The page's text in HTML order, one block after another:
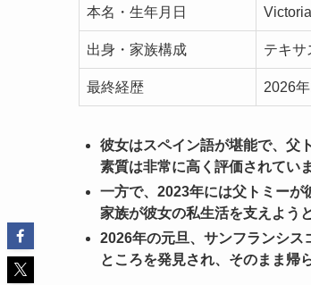
本名・生年月日
出身・家族構成 テキサ
最終経歴 2026
彼女はスペイン語が堪能で、父
素質は非常に高く評価されてい
一方で、2023年には父トミーが
家族が彼女の私生活を支えよう
2026年の元旦、サンフランシス
ところを発見され、そのまま帰